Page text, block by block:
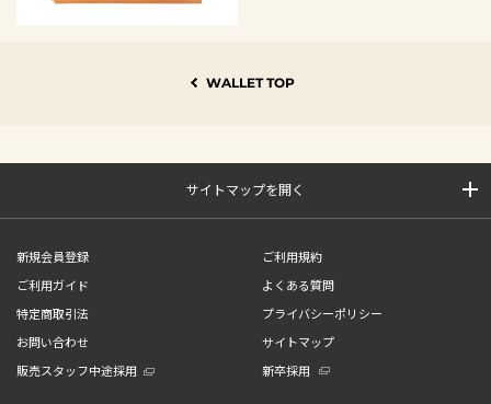
WALLET TOP
サイトマップを開く
新規会員登録
ご利用規約
ご利用ガイド
よくある質問
特定商取引法
プライバシーポリシー
お問い合わせ
サイトマップ
販売スタッフ中途採用
新卒採用